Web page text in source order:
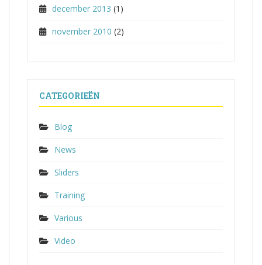
december 2013 (1)
november 2010 (2)
CATEGORIEËN
Blog
News
Sliders
Training
Various
Video